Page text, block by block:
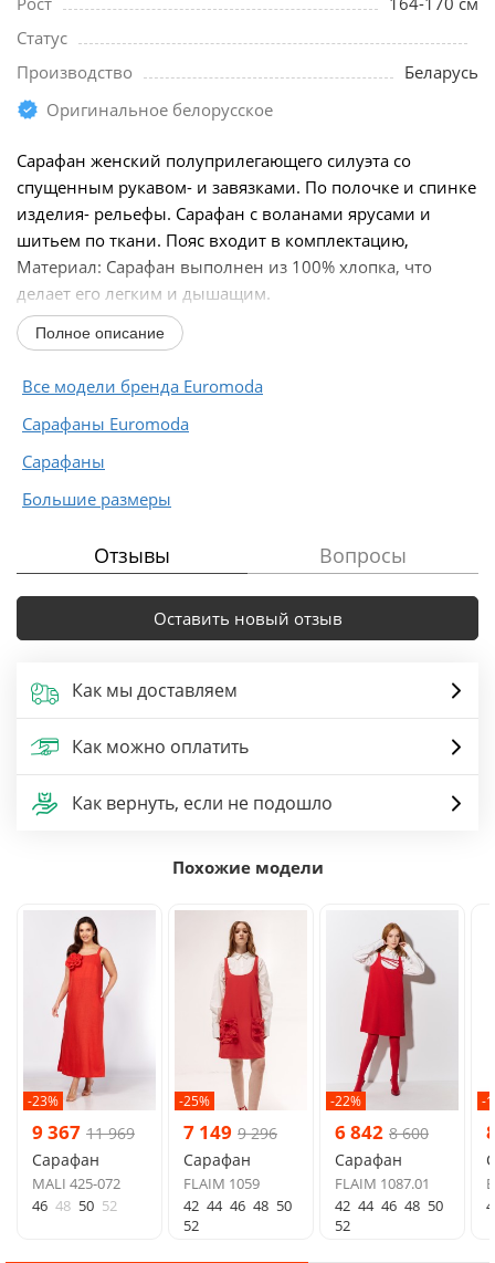
Статус
Производство
Беларусь
Оригинальное белорусское
Сарафан женский полуприлегающего силуэта со
спущенным рукавом- и завязками. По полочке и спинке
изделия- рельефы. Сарафан с воланами ярусами и
шитьем по ткани. Пояс входит в комплектацию,
Материал: Сарафан выполнен из 100% хлопка, что
делает его легким и дышащим.
Дизайн: Модель имеет свободный...
Полное описание
Все модели бренда Euromoda
Сарафаны Euromoda
Сарафаны
Большие размеры
Отзывы Вопросы
Оставить новый отзыв
Как мы доставляем
Как можно оплатить
Как вернуть, если не подошло
Похожие модели
-23%
9 367 11 969
Сарафан
MALI 425-072
46 48 50 52
-25%
7 149 9 296
Сарафан
FLAIM 1059
42 44 46 48 50
52
-22%
6 842 8 600
Сарафан
FLAIM 1087.01
42 44 46 48 50
52
-